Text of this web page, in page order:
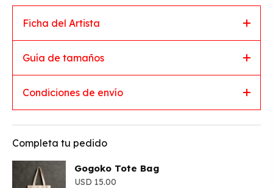
Ficha del Artista
Guía de tamaños
Condiciones de envío
Completa tu pedido
Gogoko Tote Bag
15.00